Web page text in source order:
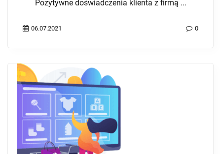
Pozytywne doświadczenia klienta z firmą ...
06.07.2021 0